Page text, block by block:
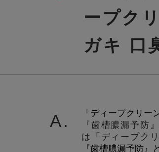
ープク
ガキ 口
A.
「ディープクリー
『歯槽膿漏予防
は「ディープク
『歯槽膿漏予防』 と